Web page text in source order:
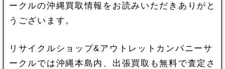
ークルの沖縄買取情報をお読みいただきありがと
うございます。
リサイクルショップ&アウトレットカンパニーサ
ークルでは沖縄本島内、出張買取も無料で査定さ